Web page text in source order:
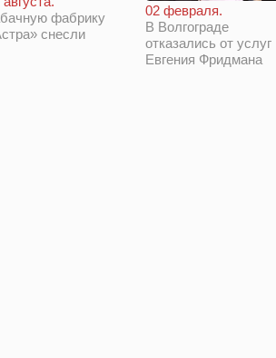
фабрику
снесли
02 февраля.
В Волгограде
отказались от услуг
Евгения Фридмана